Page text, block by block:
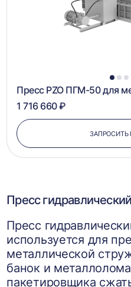
1 2 3
Пресс PZO ПГМ-50 для
1 716 660 ₽
ЗАПРОСИТЬ
Пресс
Пресс
используется для
металлической
банок и
пакетировщика